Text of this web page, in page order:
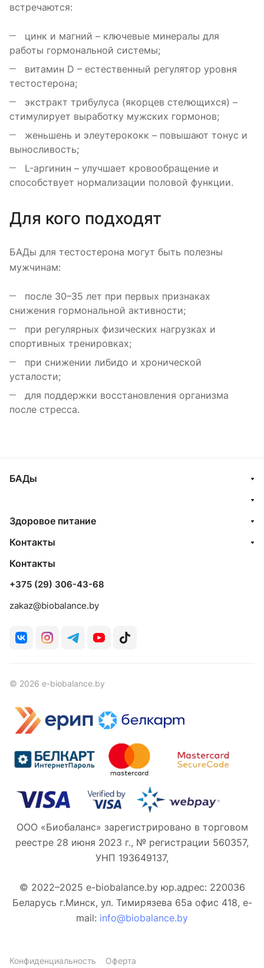
встречаются:
цинк и магний – ключевые минералы для
работы гормональной системы;
витамин D – естественный регулятор уровня
тестостерона;
экстракт трибулуса (якорцев стелющихся) –
стимулирует выработку мужских гормонов;
женьшень и элеутерококк – повышают тонус и
выносливость;
L-аргинин – улучшает кровообращение и
способствует нормализации половой функции.
Для кого подходят
БАДы для тестостерона могут быть полезны
мужчинам:
после 30–35 лет при первых признаках
снижения гормональной активности;
при регулярных физических нагрузках и
спортивных тренировках;
при снижении либидо и хронической
усталости;
для поддержки восстановления организма
после стресса.
БАДы
Здоровое питание
Контакты
Контакты
+375 (29) 306-43-68
zakaz@biobalance.by
© 2026 e-biobalance.by
ООО «Биобаланс» зарегистрировано в торговом
реестре 28 июня 2023 г., № регистрации 560357,
УНП 193649137,
© 2022–2025 e-biobalance.by юр.адрес: 220036
Беларусь г.Минск, ул. Тимирязева 65а офис 418, e-
mail: info@biobalance.by
Конфиденциальность Оферта